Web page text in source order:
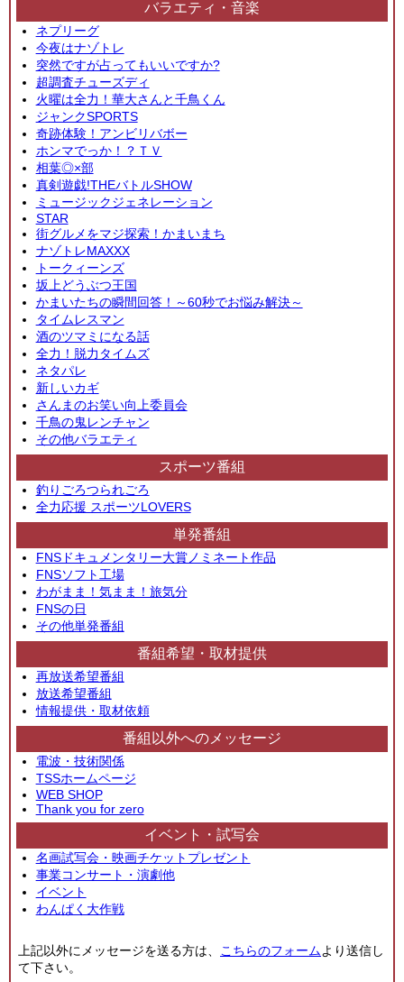
バラエティ・音楽
ネプリーグ
今夜はナゾトレ
突然ですが占ってもいいですか?
超調査チューズディ
火曜は全力！華大さんと千鳥くん
ジャンクSPORTS
奇跡体験！アンビリバボー
ホンマでっか！？ＴＶ
相葉◎×部
真剣遊戯!THEバトルSHOW
ミュージックジェネレーション
STAR
街グルメをマジ探索！かまいまち
ナゾトレMAXXX
トークィーンズ
坂上どうぶつ王国
かまいたちの瞬間回答！～60秒でお悩み解決～
タイムレスマン
酒のツマミになる話
全力！脱力タイムズ
ネタパレ
新しいカギ
さんまのお笑い向上委員会
千鳥の鬼レンチャン
その他バラエティ
スポーツ番組
釣りごろつられごろ
全力応援 スポーツLOVERS
単発番組
FNSドキュメンタリー大賞ノミネート作品
FNSソフト工場
わがまま！気まま！旅気分
FNSの日
その他単発番組
番組希望・取材提供
再放送希望番組
放送希望番組
情報提供・取材依頼
番組以外へのメッセージ
電波・技術関係
TSSホームページ
WEB SHOP
Thank you for zero
イベント・試写会
名画試写会・映画チケットプレゼント
事業コンサート・演劇他
イベント
わんぱく大作戦
上記以外にメッセージを送る方は、 こちらのフォームより送信し
て下さい。